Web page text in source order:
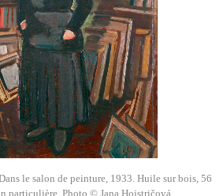
le salon de peinture, 1933. Huile sur bois, 56
particulière. Photo © Jana Hojstričová